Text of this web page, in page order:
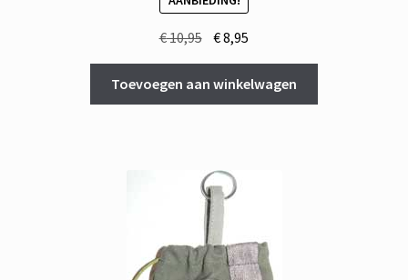
€10,95 Oorspronkelijke
prijs
was:
€ 10,95.
€8,95
prijs
is:
€ 8,95.
Toevoegen aan winkelwagen